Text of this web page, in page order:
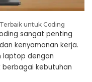
untuk Coding
sangat penting
kenyamanan kerja.
laptop dengan
kebutuhan